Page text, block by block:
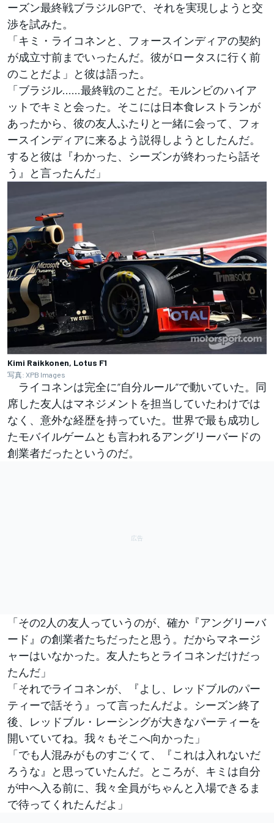
ーズン最終戦ブラジルGPで、それを実現しようと交
渉を試みた。
「キミ・ライコネンと、フォースインディアの契約
が成立寸前までいったんだ。彼がロータスに行く前
のことだよ」と彼は語った。
「ブラジル……最終戦のことだ。モルンビのハイア
ットでキミと会った。そこには日本食レストランが
あったから、彼の友人ふたりと一緒に会って、フォ
ースインディアに来るよう説得しようとしたんだ。
すると彼は『わかった、シーズンが終わったら話そ
う』と言ったんだ」
Kimi Raikkonen, Lotus F1
写真: XPB Images
ライコネンは完全に”自分ルール”で動いていた。同
席した友人はマネジメントを担当していたわけでは
なく、意外な経歴を持っていた。世界で最も成功し
たモバイルゲームとも言われるアングリーバードの
創業者だったというのだ。
「その2人の友人っていうのが、確か『アングリーバ
ード』の創業者たちだったと思う。だからマネージ
ャーはいなかった。友人たちとライコネンだけだっ
たんだ」
「それでライコネンが、『よし、レッドブルのパー
ティーで話そう』って言ったんだよ。シーズン終了
後、レッドブル・レーシングが大きなパーティーを
開いていてね。我々もそこへ向かった」
「でも人混みがものすごくて、『これは入れないだ
ろうな』と思っていたんだ。ところが、キミは自分
が中へ入る前に、我々全員がちゃんと入場できるま
で待ってくれたんだよ」